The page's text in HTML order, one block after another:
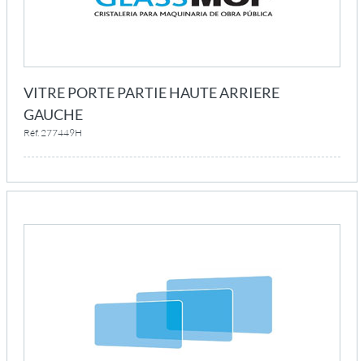
VITRE PORTE PARTIE HAUTE ARRIERE
GAUCHE
Réf. 277449H